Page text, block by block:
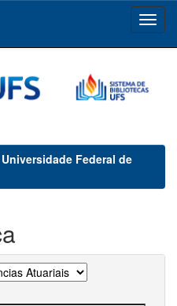
Federal de